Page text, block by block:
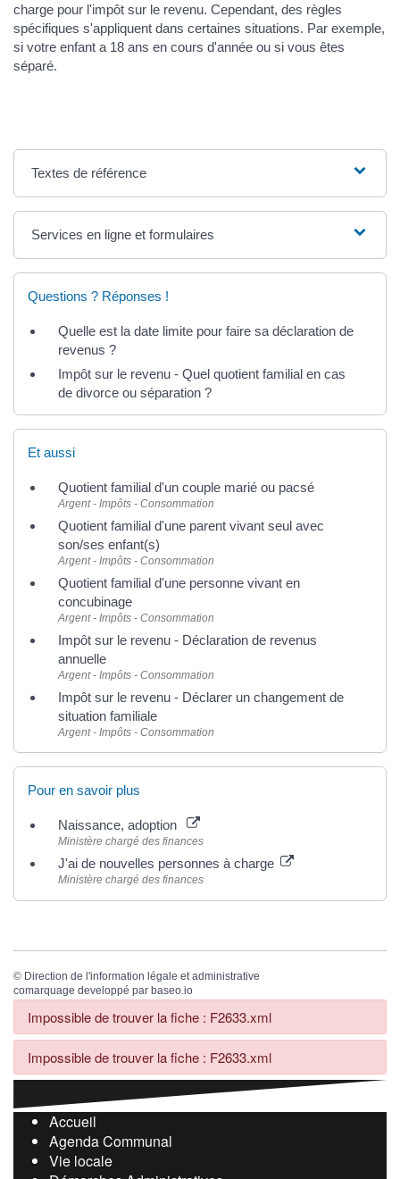
charge pour l'impôt sur le revenu. Cependant, des règles
spécifiques s'appliquent dans certaines situations. Par exemple,
si votre enfant a 18 ans en cours d'année ou si vous êtes
séparé.
Textes de référence
Services en ligne et formulaires
Questions ? Réponses !
Quelle est la date limite pour faire sa déclaration de
revenus ?
Impôt sur le revenu - Quel quotient familial en cas
de divorce ou séparation ?
Et aussi
Quotient familial d'un couple marié ou pacsé
Argent - Impôts - Consommation
Quotient familial d'une parent vivant seul avec
son/ses enfant(s)
Argent - Impôts - Consommation
Quotient familial d'une personne vivant en
concubinage
Argent - Impôts - Consommation
Impôt sur le revenu - Déclaration de revenus
annuelle
Argent - Impôts - Consommation
Impôt sur le revenu - Déclarer un changement de
situation familiale
Argent - Impôts - Consommation
Pour en savoir plus
Naissance, adoption
Ministère chargé des finances
J'ai de nouvelles personnes à charge
Ministère chargé des finances
© Direction de l'information légale et administrative
comarquage developpé par baseo.io
Impossible de trouver la fiche : F2633.xml
Impossible de trouver la fiche : F2633.xml
Accueil
Agenda Communal
Vie locale